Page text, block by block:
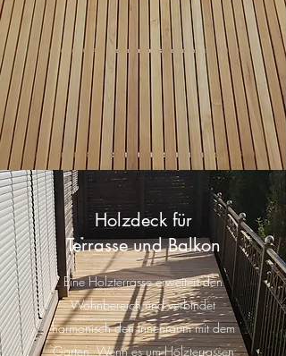
Holzdeck für
Terrasse und Balkon
Eine Holzterrasse erweitert den
Wohnbereich und verbindet
harmonisch den Innenraum mit dem
Garten. Wenn es um Holzterrassen